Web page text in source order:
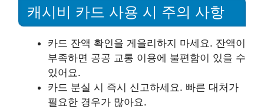
캐시비 카드 사용 시 주의 사항
카드 잔액 확인을 게을리하지 마세요. 잔액이
부족하면 공공 교통 이용에 불편함이 있을 수
있어요.
카드 분실 시 즉시 신고하세요. 빠른 대처가
필요한 경우가 많아요.